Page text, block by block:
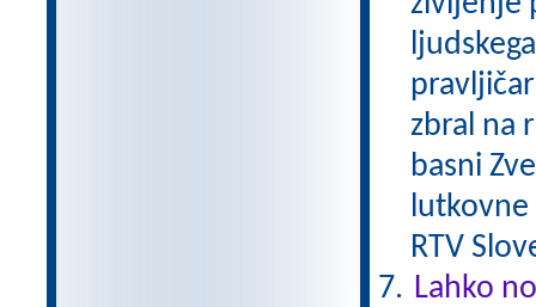
zbral na
basni
lutkovne
RTV
Lahko